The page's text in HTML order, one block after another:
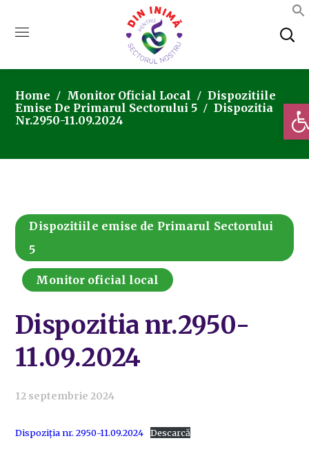
Home Monitor Oficial Local
Dispozitiile
Emise De Primarul Sectorului 5
Dispozitia
Nr.2950-11.09.2024
Dispozitiile emise de Primarul Sectorului
5
Monitor oficial local
Dispozitia nr.2950-
11.09.2024
12 septembrie 2024
Dispoziția nr. 2950-11.09.2024 Descarcă